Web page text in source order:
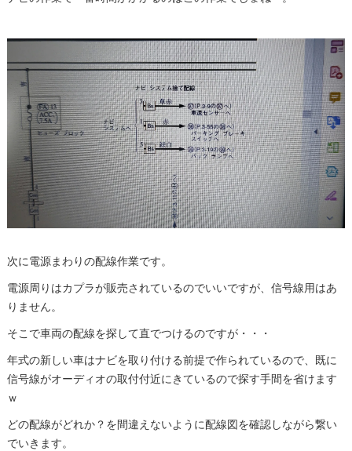
次に電源まわりの配線作業です。
電源周りはカプラが販売されているのでいいですが、信号線用はあ
りません。
そこで車両の配線を探して直でつけるのですが・・・
年式の新しい車はナビを取り付ける前提で作られているので、既に
信号線がオーディオの取付付近にきているので探す手間を省けます
ｗ
どの配線がどれか？を間違えないように配線図を確認しながら繋い
でいきます。